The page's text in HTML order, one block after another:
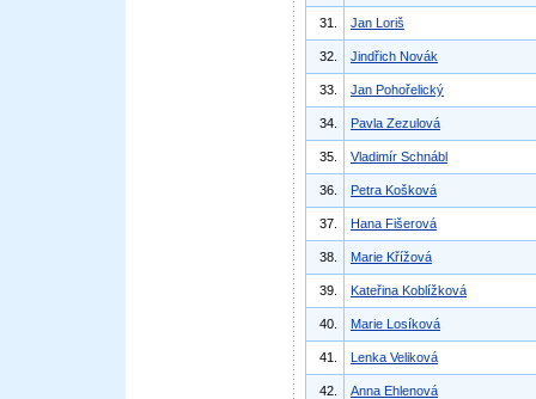
31. Jan Loriš
32. Jindřich Novák
33. Jan Pohořelický
34. Pavla Zezulová
35. Vladimír Schnábl
36. Petra Košková
37. Hana Fišerová
38. Marie Křížová
39. Kateřina Koblížková
40. Marie Losíková
41. Lenka Veliková
42. Anna Ehlenová